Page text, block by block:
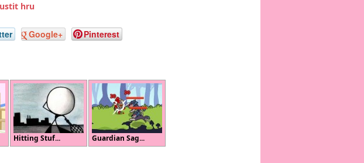
hru
Google+ Pinterest
Hitting Stuf... Guardian Sag...